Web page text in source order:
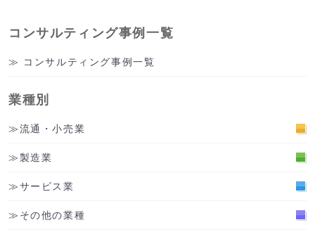
コンサルティング事例一覧
コンサルティング事例一覧
業種別
流通・小売業
製造業
サービス業
その他の業種